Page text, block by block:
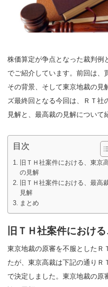
株価算定が争点となった裁判例
でご紹介しています。前回は、
その背景、そして東京地裁の見
ズ最終回となる今回は、ＲＴ
見解と、最高裁の見解について
目次
旧ＴＨ社案件における、東京
の見解
旧ＴＨ社案件における、最高
見解
まとめ
旧ＴＨ社案件におけ
東京地裁の原審を不服としたＲ
たが、東京高裁は下記の通りＲ
で決定しました。東京地裁の原